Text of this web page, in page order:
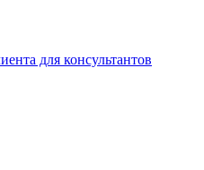
для консультантов